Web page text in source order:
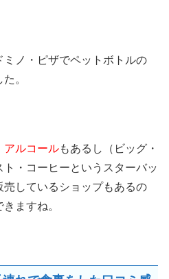
ノ・ピザでペットボトルの
。
アルコールもあるし（ビッグ・
・コーヒーというスターバッ
売しているショップもあるの
ますね。